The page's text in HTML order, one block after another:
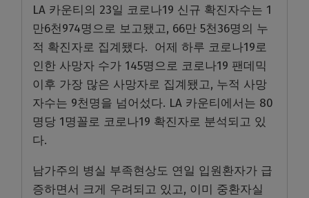
LA 카운티의 23일 코로나19 신규 확진자수는 1
만6천974명으로 보고됐고, 66만 5천36명의 누
적 확진자로 집계됐다. 어제 하루 코로나19로
인한 사망자 수가 145명으로 코로나19 팬데믹
이후 가장 많은 사망자로 집계됐고, 누적 사망
자수는 9천명을 넘어섰다. LA 카운티에서는 80
명당 1명꼴로 코로나19 확진자로 분석되고 있
다.
남가주의 병실 부족현상도 연일 입원환자가 급
증하면서 크게 우려되고 있고, 이미 중환자실